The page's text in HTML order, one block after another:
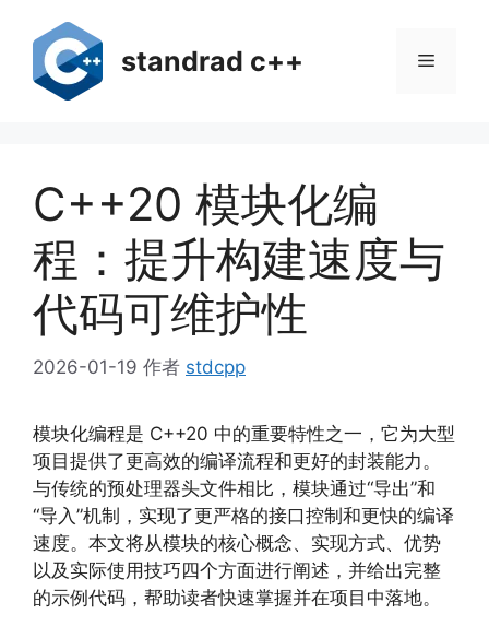
standrad c++ 菜
C++20 模块化编
程：提升构建速度与
代码可维护性
2026-01-19 作者 stdcpp
模块化编程是 C++20 中的重要特性之一，它为大型
项目提供了更高效的编译流程和更好的封装能力。
与传统的预处理器头文件相比，模块通过“导出”和
“导入”机制，实现了更严格的接口控制和更快的编译
速度。本文将从模块的核心概念、实现方式、优势
以及实际使用技巧四个方面进行阐述，并给出完整
的示例代码，帮助读者快速掌握并在项目中落地。